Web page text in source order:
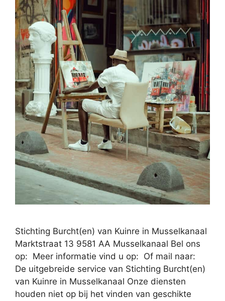
Stichting Burcht(en) van Kuinre in Musselkanaal
Marktstraat 13 9581 AA Musselkanaal Bel ons
op: Meer informatie vind u op: Of mail naar:
De uitgebreide service van Stichting Burcht(en)
van Kuinre in Musselkanaal Onze diensten
houden niet op bij het vinden van geschikte